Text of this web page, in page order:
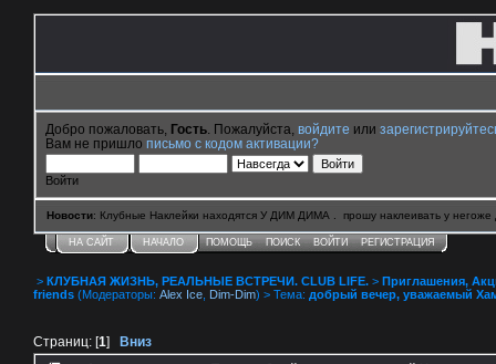
Добро пожаловать, Гость . Пожалуйста, войдите или
Вам не пришло письмо с кодом активации?
Войти
Новости: Клубные Наклейки находятся У ДИМ ДИМА . прошу наклеивать у негоже
НА САЙТ НАЧАЛО ПОМОЩЬ ПОИСК ВОЙТИ РЕГИСТРАЦИЯ
> КЛУБНАЯ ЖИЗНЬ, РЕАЛЬНЫЕ ВСТРЕЧИ. CLUB LIFE. > Приглашения,
friends (Модераторы: Alex Ice Dim-Dim) > Тема: добрый вечер, уважаемый
Страниц: [1] Вниз